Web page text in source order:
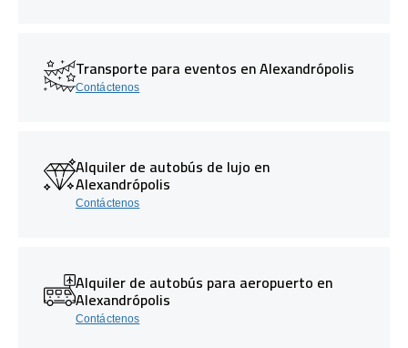
Transporte para eventos en Alexandrópolis
Contáctenos
Alquiler de autobús de lujo en
Alexandrópolis
Contáctenos
Alquiler de autobús para aeropuerto en
Alexandrópolis
Contáctenos